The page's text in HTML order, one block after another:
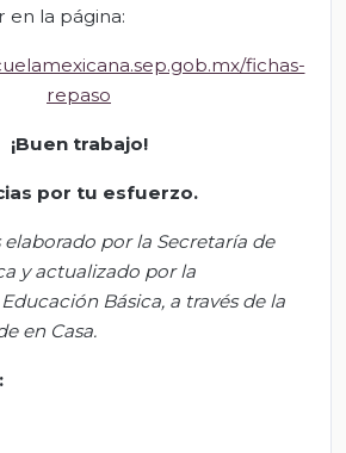
en la página:
fichas-
repaso
¡Buen trabajo!
por tu esfuerzo.
elaborado por la Secretaría de
y actualizado por la
Básica, a través de la
en Casa.